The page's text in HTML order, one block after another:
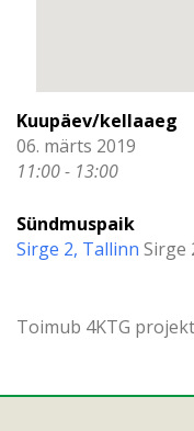
Kuupäev/kellaaeg
06. märts 2019
11:00 - 13:00
Sündmuspaik
Sirge 2, Tallinn Sirge
Toimub 4KTG